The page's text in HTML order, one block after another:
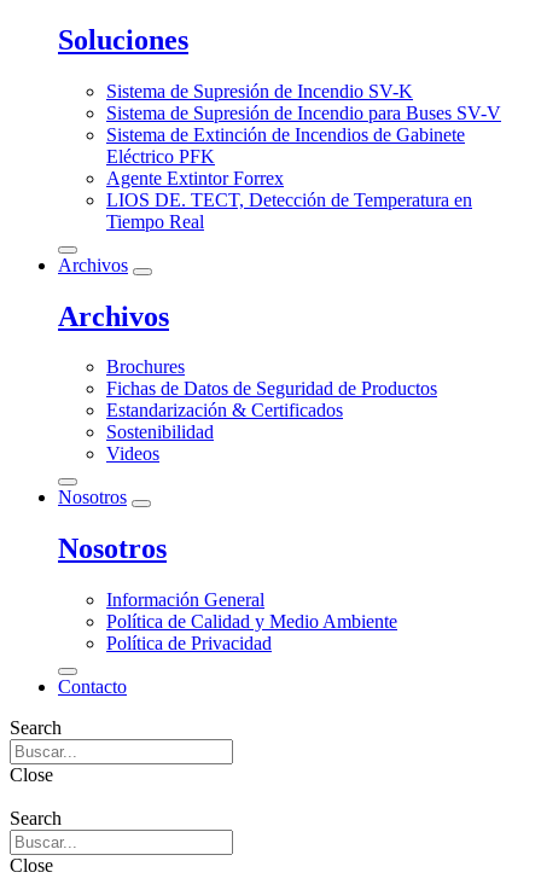
Soluciones
Sistema de Supresión de Incendio SV-K
Sistema de Supresión de Incendio para Buses SV-V
Sistema de Extinción de Incendios de Gabinete
Eléctrico PFK
Agente Extintor Forrex
LIOS DE. TECT, Detección de Temperatura en
Tiempo Real
Archivos
Archivos
Brochures
Fichas de Datos de Seguridad de Productos
Estandarización & Certificados
Sostenibilidad
Videos
Nosotros
Nosotros
Información General
Política de Calidad y Medio Ambiente
Política de Privacidad
Contacto
Search
Close
Search
Close